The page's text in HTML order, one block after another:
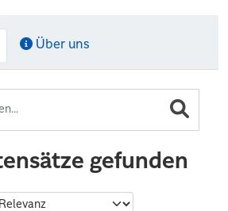
Über uns
gefunden